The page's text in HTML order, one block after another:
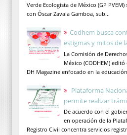
Verde Ecologista de México (GP
con Óscar Zavala Gamboa, sub...
Codhem busca
estigmas y mitos de
La Comisión de
México (CODHEM)
DH Magazine enfocado en la
Plataforma
permite realizar
De acuerdo con el
en operación de la
Registro Civil concentra servicios